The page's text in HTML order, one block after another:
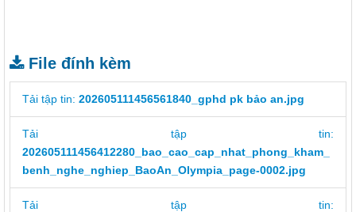
File đính kèm
Tải tập tin: 202605111456561840_gphd pk bảo an.jpg
Tải tập tin:
202605111456412280_bao_cao_cap_nhat_phong_kham_
benh_nghe_nghiep_BaoAn_Olympia_page-0002.jpg
Tải tập tin: